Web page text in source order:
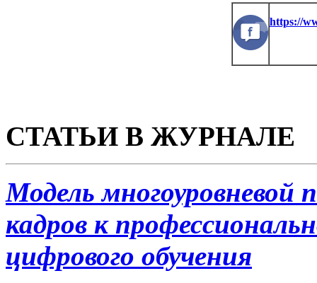
https://
СТАТЬИ В ЖУРНАЛЕ
Модель многоуровневой
кадров к
цифрового обучения